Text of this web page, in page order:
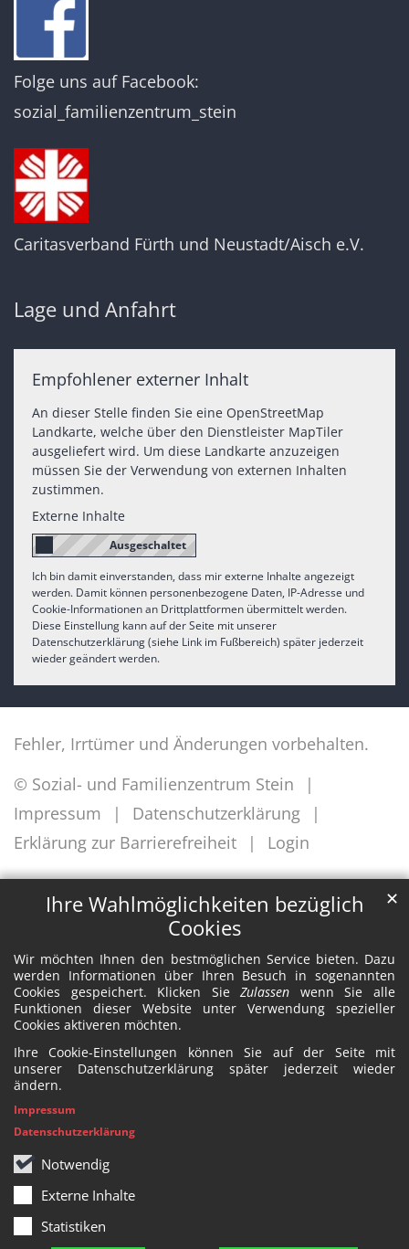
Ihre Wahlmöglichkeiten bezüglich
Cookies
Wir möchten Ihnen den bestmöglichen Service bieten. Dazu
werden Informationen über Ihren Besuch in sogenannten
Cookies gespeichert. Klicken SieZulassen wenn Sie alle
Funktionen dieser Website unter Verwendung spezieller
Cookies aktiveren möchten.
Ihre Cookie-Einstellungen können Sie auf der Seite mit
unserer Datenschutzerklärung später jederzeit wieder
ändern.
Notwendig
Externe Inhalte
Statistiken
✕
Impressum
Datenschutzerklärung
Folge uns auf Facebook:
sozial_familienzentrum_stein
Caritasverband Fürth und Neustadt/Aisch e.V.
Lage und Anfahrt
Empfohlener externer Inhalt
An dieser Stelle finden Sie eine OpenStreetMap
Landkarte, welche über den Dienstleister MapTiler
ausgeliefert wird. Um diese Landkarte anzuzeigen
müssen Sie der Verwendung von externen Inhalten
zustimmen.
Externe Inhalte
Ich bin damit einverstanden, dass mir externe Inhalte angezeigt
werden. Damit können personenbezogene Daten, IP-Adresse und
Cookie-Informationen an Drittplattformen übermittelt werden.
Diese Einstellung kann auf der Seite mit unserer
Datenschutzerklärung (siehe Link im Fußbereich) später jederzeit
wieder geändert werden.
Fehler, Irrtümer und Änderungen vorbehalten.
© Sozial- und Familienzentrum Stein
Impressum
Datenschutzerklärung
Erklärung zur Barrierefreiheit
Login